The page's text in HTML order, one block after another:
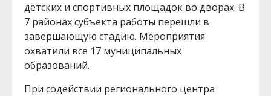
детских и спортивных площадок во дворах. В
7 районах субъекта работы перешли в
завершающую стадию. Мероприятия
охватили все 17 муниципальных
образований.
При содействии регионального центра